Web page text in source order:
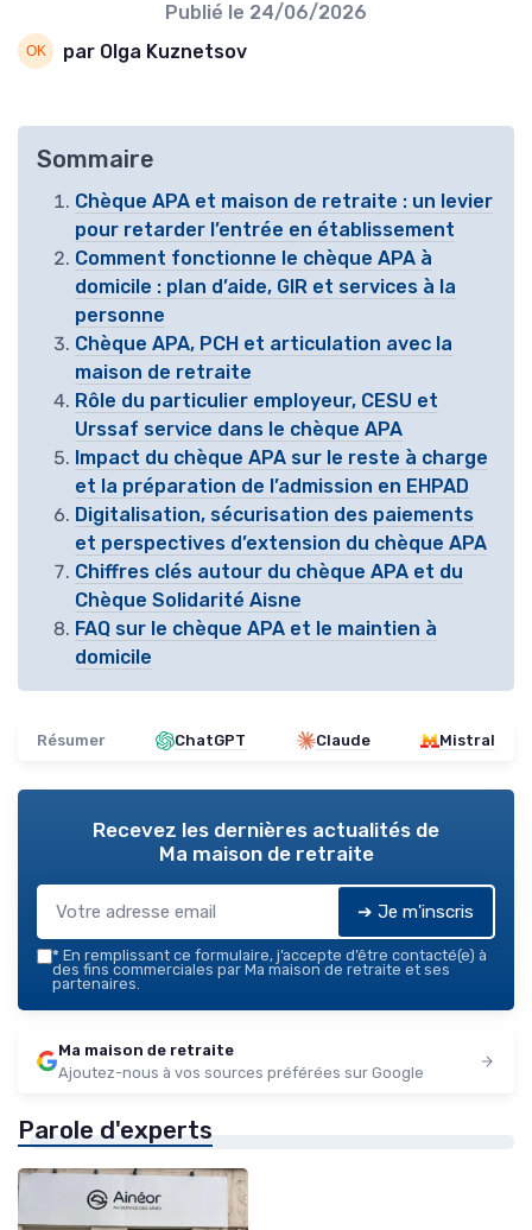
Publié le 24/06/2026
par Olga Kuznetsov
Sommaire
Chèque APA et maison de retraite : un levier
pour retarder l’entrée en établissement
Comment fonctionne le chèque APA à
domicile : plan d’aide, GIR et services à la
personne
Chèque APA, PCH et articulation avec la
maison de retraite
Rôle du particulier employeur, CESU et
Urssaf service dans le chèque APA
Impact du chèque APA sur le reste à charge
et la préparation de l’admission en EHPAD
Digitalisation, sécurisation des paiements
et perspectives d’extension du chèque APA
Chiffres clés autour du chèque APA et du
Chèque Solidarité Aisne
FAQ sur le chèque APA et le maintien à
domicile
Résumer ChatGPT Claude Mistral
Recevez les dernières actualités de
Ma maison de retraite
➔ Je m'inscris
* En remplissant ce formulaire, j’accepte d’être contacté(e) à
des fins commerciales par Ma maison de retraite et ses
partenaires.
Ma maison de retraite
Ajoutez-nous à vos sources préférées sur Google
Parole d'experts